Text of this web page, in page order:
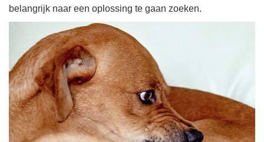
belangrijk naar een oplossing te gaan zoeken.